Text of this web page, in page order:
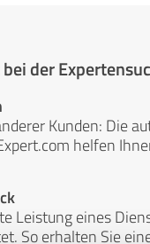
der
Kunden: Die
helfen
Leistung eines
So erhalten Sie